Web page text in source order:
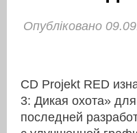
Опубліковано
CD Projekt RED
3: Дикая охота»
последней